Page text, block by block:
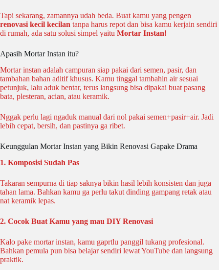
Tapi sekarang, zamannya udah beda. Buat kamu yang pengen
renovasi kecil kecilan tanpa harus repot dan bisa kamu kerjain sendiri
di rumah, ada satu solusi simpel yaitu Mortar Instan!
Apasih Mortar Instan itu?
Mortar instan adalah campuran siap pakai dari semen, pasir, dan
tambahan bahan aditif khusus. Kamu tinggal tambahin air sesuai
petunjuk, lalu aduk bentar, terus langsung bisa dipakai buat pasang
bata, plesteran, acian, atau keramik.
Nggak perlu lagi ngaduk manual dari nol pakai semen+pasir+air. Jadi
lebih cepat, bersih, dan pastinya ga ribet.
Keunggulan Mortar Instan yang Bikin Renovasi Gapake Drama
1. Komposisi Sudah Pas
Takaran sempurna di tiap saknya bikin hasil lebih konsisten dan juga
tahan lama. Bahkan kamu ga perlu takut dinding gampang retak atau
nat keramik lepas.
2. Cocok Buat Kamu yang mau DIY Renovasi
Kalo pake mortar instan, kamu gaprtlu panggil tukang profesional.
Bahkan pemula pun bisa belajar sendiri lewat YouTube dan langsung
praktik.